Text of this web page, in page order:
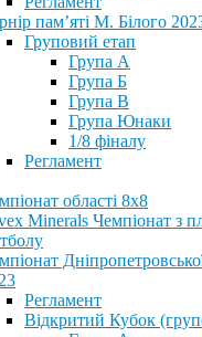
пам’яті М. Білого
Груповий етап
Група А
Група Б
Група В
Група Юнаки
1/8 фіналу
Регламент
області 8х8
Minerals Чемпіонат з
Регламент
Відкритий Кубок